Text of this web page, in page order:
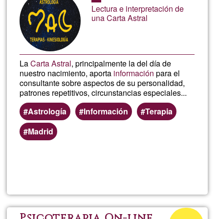
Lectura e interpretación de
una Carta Astral
LaCarta Astral, principalmente la del día de
nuestro nacimiento, aporta información para el
consultante sobre aspectos de su personalidad,
patrones repetitivos, circunstancias especiales...
Astrología
Información
Terapia
Madrid
G1
de
Percentatge